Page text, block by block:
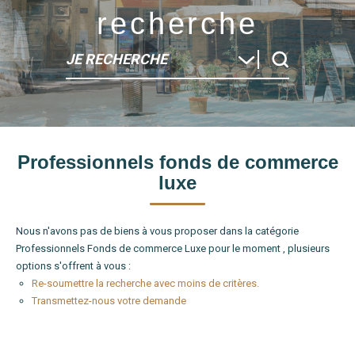
recherche
JE RECHERCHE
Type de bien
Localité
Professionnels fonds de commerce
luxe
Nous n'avons pas de biens à vous proposer dans la catégorie
Professionnels Fonds de commerce Luxe pour le moment , plusieurs
options s'offrent à vous :
Re-soumettre la recherche avec moins de critères.
Transmettez-nous votre demande